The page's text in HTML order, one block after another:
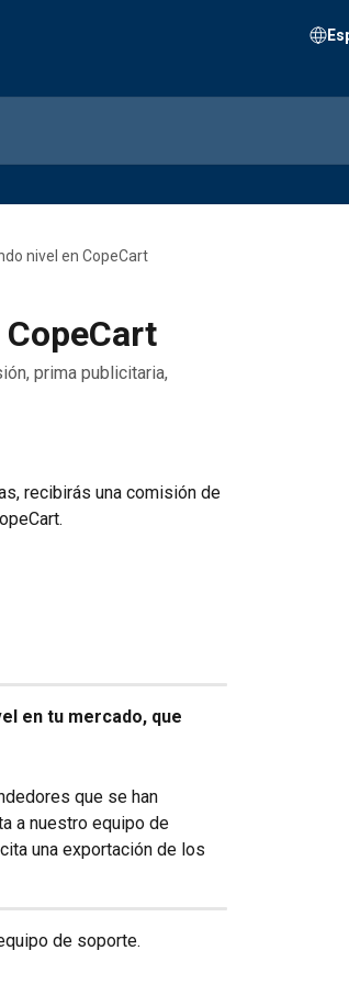
nivel en CopeCart
prima publicitaria,
recibirás una comisión de
en tu mercado, que
que se han
a nuestro equipo de
una exportación de los
de soporte.